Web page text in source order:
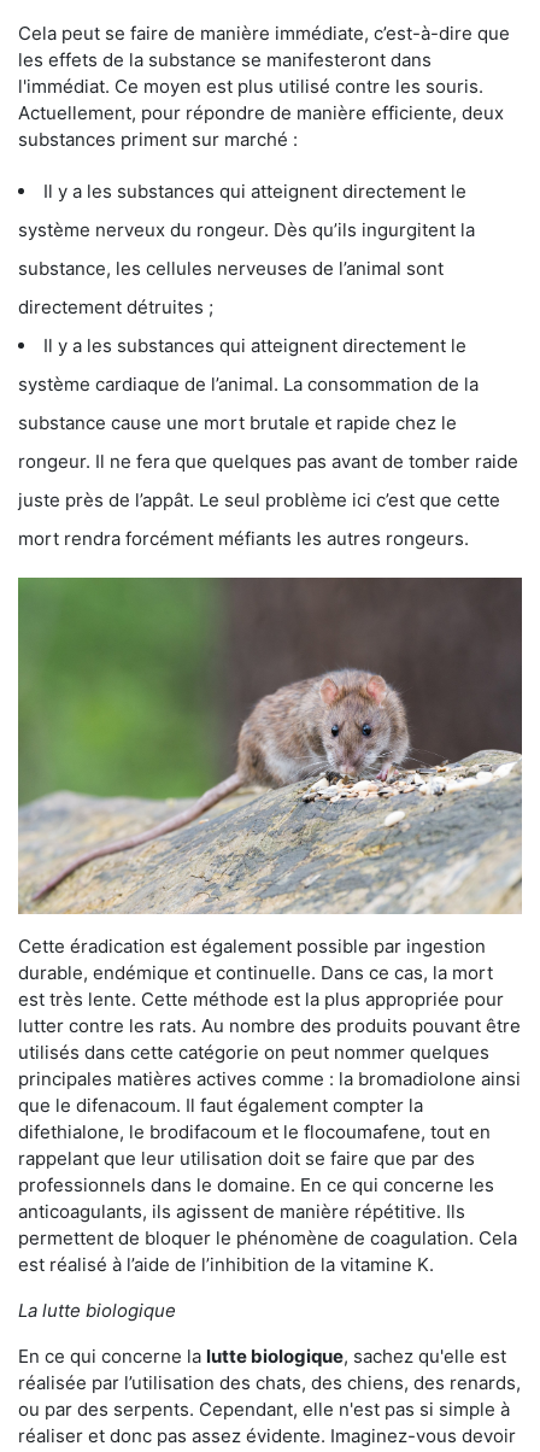
Cela peut se faire de manière immédiate, c’est-à-dire que
les effets de la substance se manifesteront dans
l'immédiat. Ce moyen est plus utilisé contre les souris.
Actuellement, pour répondre de manière efficiente, deux
substances priment sur marché :
Il y a les substances qui atteignent directement le
système nerveux du rongeur. Dès qu’ils ingurgitent la
substance, les cellules nerveuses de l’animal sont
directement détruites ;
Il y a les substances qui atteignent directement le
système cardiaque de l’animal. La consommation de la
substance cause une mort brutale et rapide chez le
rongeur. Il ne fera que quelques pas avant de tomber raide
juste près de l’appât. Le seul problème ici c’est que cette
mort rendra forcément méfiants les autres rongeurs.
Cette éradication est également possible par ingestion
durable, endémique et continuelle. Dans ce cas, la mort
est très lente. Cette méthode est la plus appropriée pour
lutter contre les rats. Au nombre des produits pouvant être
utilisés dans cette catégorie on peut nommer quelques
principales matières actives comme : la bromadiolone ainsi
que le difenacoum. Il faut également compter la
difethialone, le brodifacoum et le flocoumafene, tout en
rappelant que leur utilisation doit se faire que par des
professionnels dans le domaine. En ce qui concerne les
anticoagulants, ils agissent de manière répétitive. Ils
permettent de bloquer le phénomène de coagulation. Cela
est réalisé à l’aide de l’inhibition de la vitamine K.
La lutte biologique
En ce qui concerne la lutte biologique, sachez qu'elle est
réalisée par l’utilisation des chats, des chiens, des renards,
ou par des serpents. Cependant, elle n'est pas si simple à
réaliser et donc pas assez évidente. Imaginez-vous devoir